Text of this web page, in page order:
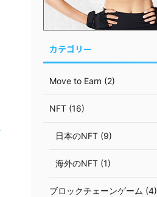
カテゴリー
Move to Earn (2)
NFT (16)
日本のNFT (9)
海外のNFT (1)
ブロックチェーンゲーム (4)